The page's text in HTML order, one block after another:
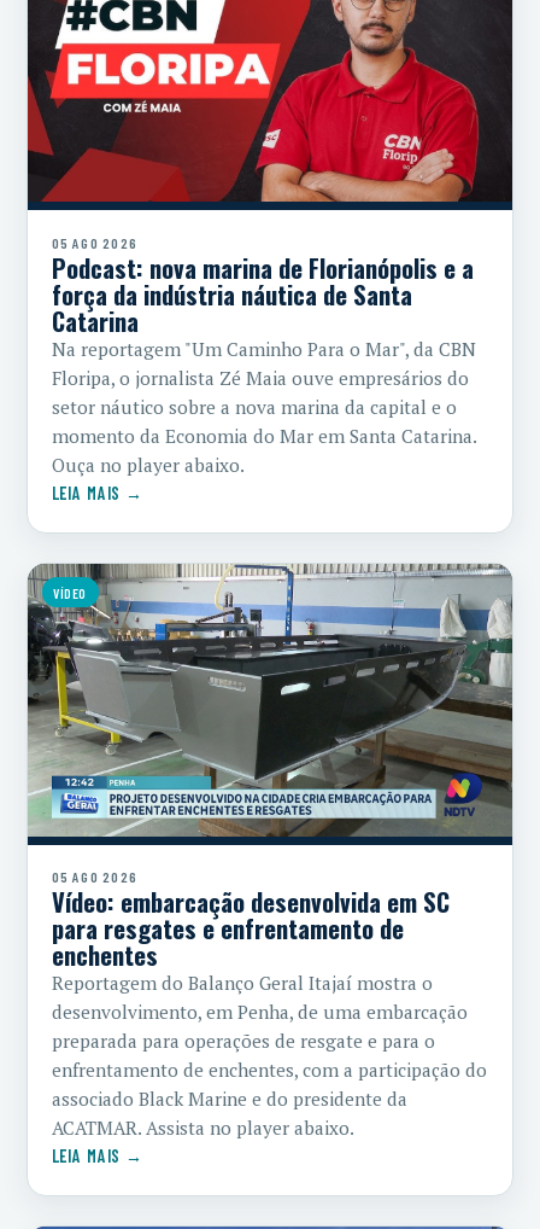
05 AGO 2026
Podcast: nova marina de Florianópolis e a
força da indústria náutica de Santa
Catarina
Na reportagem "Um Caminho Para o Mar", da CBN
Floripa, o jornalista Zé Maia ouve empresários do
setor náutico sobre a nova marina da capital e o
momento da Economia do Mar em Santa Catarina.
Ouça no player abaixo.
LEIA MAIS →
VÍDEO
05 AGO 2026
Vídeo: embarcação desenvolvida em SC
para resgates e enfrentamento de
enchentes
Reportagem do Balanço Geral Itajaí mostra o
desenvolvimento, em Penha, de uma embarcação
preparada para operações de resgate e para o
enfrentamento de enchentes, com a participação do
associado Black Marine e do presidente da
ACATMAR. Assista no player abaixo.
LEIA MAIS →